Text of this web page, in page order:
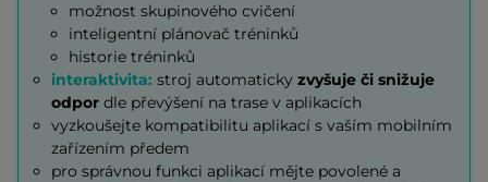
možnost skupinového cvičení
inteligentní plánovač tréninků
historie tréninků
interaktivita:stroj automaticky zvyšuje či snižuje
odpor dle převýšení na trase v aplikacích
vyzkoušejte kompatibilitu aplikací s vaším mobilním
zařízením předem
pro správnou funkci aplikací mějte povolené a